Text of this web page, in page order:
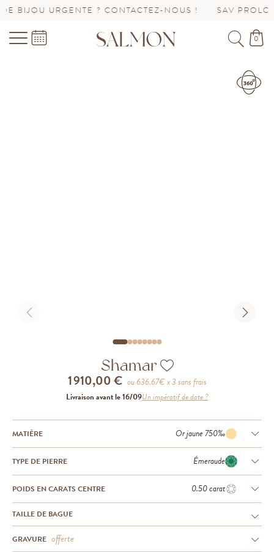
? CONTACTEZ-NOUS ! SAV PROLONGÉ
0
Shamar
1 910,00 € ou636.67€ x 3 sans frais
Livraison avant le 16/09Un impératif de date ?
MATIÈRE Or jaune 750‰
TYPE DE PIERRE Émeraude
POIDS EN CARATS CENTRE 0.50 carat
TAILLE DE BAGUE
GRAVURE offerte